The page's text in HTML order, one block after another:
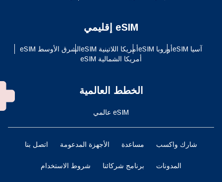
eSIM إقليمي
آسيا eSIM أوروبا eSIM أمريكا اللاتينية eSIM
الشرق الأوسط eSIM
أمريكا الشمالية eSIM
الخطط العالمية
eSIM عالمي
شارك واكسب مساعدة الأجهزة المدعومة اتصل بنا
المدونات برنامج شركائنا شروط الاستخدام